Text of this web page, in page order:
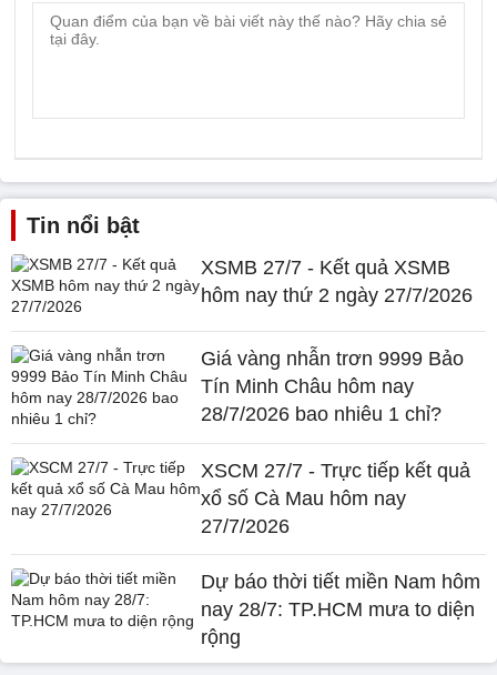
Tin nổi bật
XSMB 27/7 - Kết quả XSMB
hôm nay thứ 2 ngày 27/7/2026
Giá vàng nhẫn trơn 9999 Bảo
Tín Minh Châu hôm nay
28/7/2026 bao nhiêu 1 chỉ?
XSCM 27/7 - Trực tiếp kết quả
xổ số Cà Mau hôm nay
27/7/2026
Dự báo thời tiết miền Nam hôm
nay 28/7: TP.HCM mưa to diện
rộng